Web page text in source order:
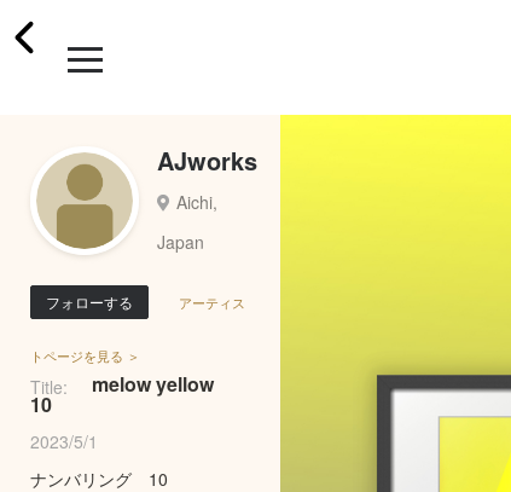
AJworks
Aichi,
Japan
フォローする アーティス
トページを見る ＞
Title: melow yellow
10
2023/5/1
ナンバリング 10